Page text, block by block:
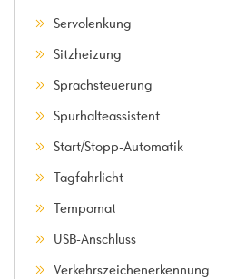
Servolenkung
Sitzheizung
Sprachsteuerung
Spurhalteassistent
Start/Stopp-Automatik
Tagfahrlicht
Tempomat
USB-Anschluss
Verkehrszeichenerkennung